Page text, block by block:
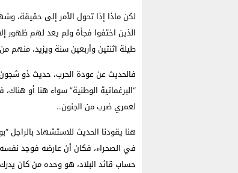
الذين اختفوا فجأة ولم يعد لهم ظهور
طيلة اثنتين وأربعين سنة ويزيد،
فالحديث عن عودة الحرب، حديث ذو
“البرغماتية الوطنية” سواء هنا أو
لعمري ضرب من الجنون..
هنا يقودنا الحديث للاستشهاد بالراجل
في الصحراء، فكان أن عارضه فوجد
حساب قائد البلاد، هو وحده من كان